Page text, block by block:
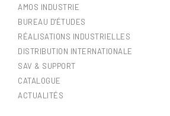
AMOS INDUSTRIE
BUREAU D'ÉTUDES
RÉALISATIONS INDUSTRIELLES
DISTRIBUTION INTERNATIONALE
SAV & SUPPORT
CATALOGUE
ACTUALITÉS